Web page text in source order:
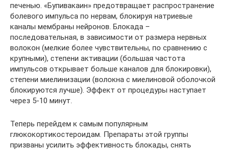
печенью. «Бупивакаин» предотвращает распространение
болевого импульса по нервам, блокируя натриевые
каналы мембраны нейронов. Блокада –
последовательная, в зависимости от размера нервных
волокон (мелкие более чувствительны, по сравнению с
крупными), степени активации (большая частота
импульсов открывает больше каналов для блокировки),
степени миелинизации (волокна с миелиновой оболочкой
блокируются лучше). Эффект от процедуры наступает
через 5-10 минут.
Теперь перейдем к самым популярным
глюкокортикостероидам. Препараты этой группы
призваны усилить эффективность блокады, снять